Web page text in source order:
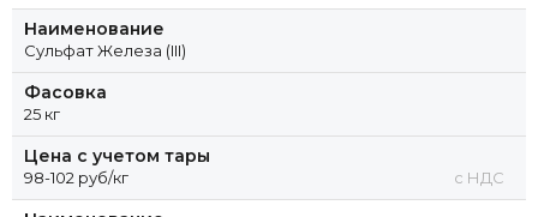
Наименование
Сульфат Железа (III)
Фасовка
25 кг
Цена с учетом тары
98-102 руб/кг с НДС